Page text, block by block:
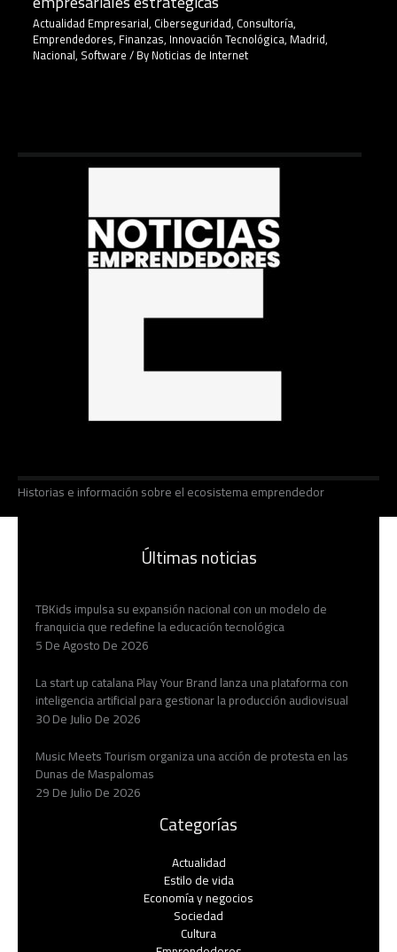
Actualidad Empresarial, Ciberseguridad, Consultoría,
Emprendedores, Finanzas, Innovación Tecnológica, Madrid,
Nacional, Software/ ByNoticias de Internet
Historias e información sobre el ecosistema emprendedor
Últimas noticias
TBKids impulsa su expansión nacional con un modelo de
franquicia que redefine la educación tecnológica
5 De Agosto De 2026
La start up catalana Play Your Brand lanza una plataforma con
inteligencia artificial para gestionar la producción audiovisual
30 De Julio De 2026
Music Meets Tourism organiza una acción de protesta en las
Dunas de Maspalomas
29 De Julio De 2026
Categorías
Actualidad
Estilo de vida
Economía y negocios​
Sociedad
Cultura